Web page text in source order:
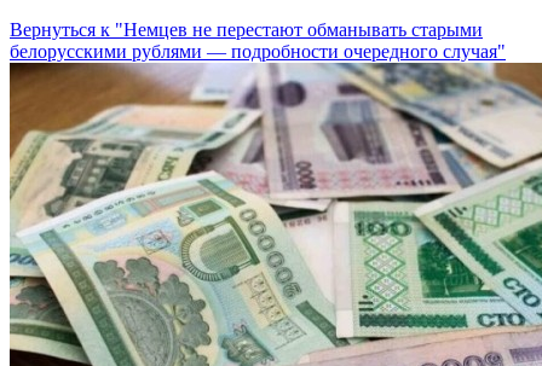
Вернуться к "Немцев не перестают обманывать старыми
белорусскими рублями — подробности очередного случая"